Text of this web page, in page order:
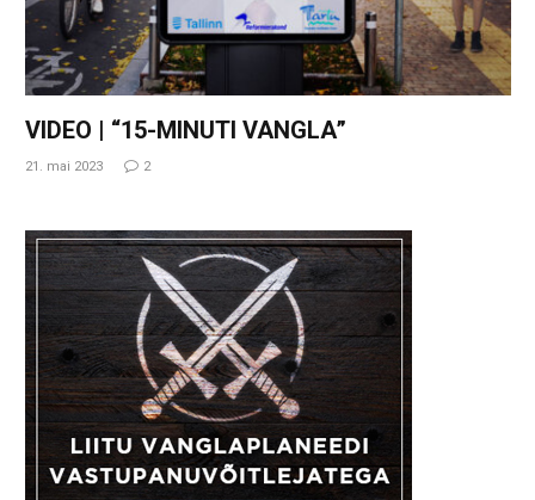
VIDEO | “15-MINUTI VANGLA”
21. mai 2023 2